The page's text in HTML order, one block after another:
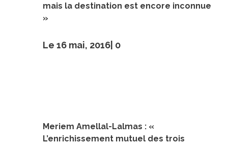
mais la destination est encore inconnue
»
Le 16 mai, 2016| 0
Meriem Amellal-Lalmas : «
L’enrichissement mutuel des trois